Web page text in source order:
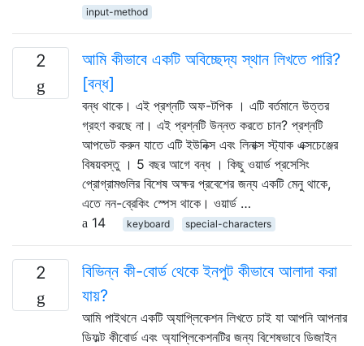
input-method
2
আমি কীভাবে একটি অবিচ্ছেদ্য স্থান লিখতে পারি?
[বন্ধ]
বন্ধ থাকে। এই প্রশ্নটি অফ-টপিক । এটি বর্তমানে উত্তর
গ্রহণ করছে না। এই প্রশ্নটি উন্নত করতে চান? প্রশ্নটি
আপডেট করুন যাতে এটি ইউনিক্স এবং লিনাক্স স্ট্যাক এক্সচেঞ্জের
বিষয়বস্তু । 5 বছর আগে বন্ধ । কিছু ওয়ার্ড প্রসেসিং
প্রোগ্রামগুলির বিশেষ অক্ষর প্রবেশের জন্য একটি মেনু থাকে,
এতে নন-ব্রেকিং স্পেস থাকে। ওয়ার্ড …
14
keyboard special-characters
2
বিভিন্ন কী-বোর্ড থেকে ইনপুট কীভাবে আলাদা করা
যায়?
আমি পাইথনে একটি অ্যাপ্লিকেশন লিখতে চাই যা আপনি আপনার
ডিফল্ট কীবোর্ড এবং অ্যাপ্লিকেশনটির জন্য বিশেষভাবে ডিজাইন